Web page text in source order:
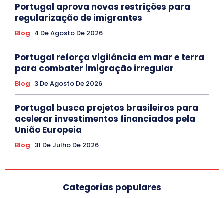
Portugal aprova novas restrições para
regularização de imigrantes
Blog 4 De Agosto De 2026
Portugal reforça vigilância em mar e terra
para combater imigração irregular
Blog 3 De Agosto De 2026
Portugal busca projetos brasileiros para
acelerar investimentos financiados pela
União Europeia
Blog 31 De Julho De 2026
Categorias populares